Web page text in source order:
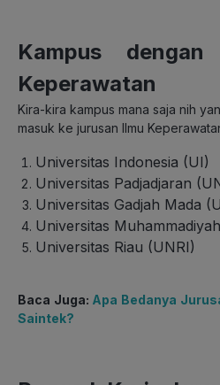
Kampus
Keperawatan
Kira-kira kampus mana saja nih
masuk ke jurusan Ilmu
Universitas Indonesia (UI)
Universitas Padjadjaran
Universitas Gadjah Mada
Universitas
Universitas Riau (UNRI)
Baca Juga: Apa Bedanya
Saintek?